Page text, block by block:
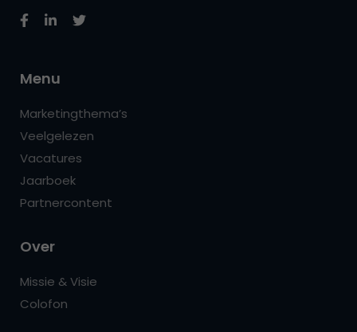
Menu
Marketingthema’s
Veelgelezen
Vacatures
Jaarboek
Partnercontent
Over
Missie & Visie
Colofon